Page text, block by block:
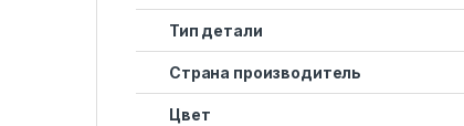
Тип детали
Страна производитель
Цвет